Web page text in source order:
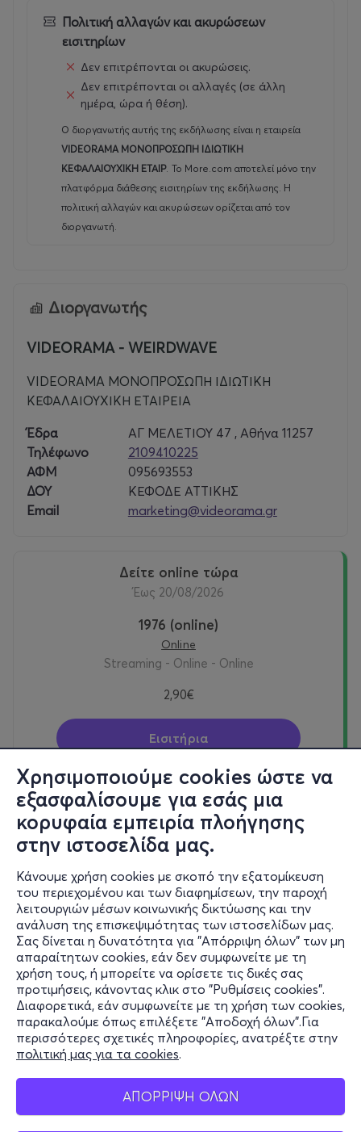
Χρησιμοποιούμε cookies ώστε να
εξασφαλίσουμε για εσάς μια
κορυφαία εμπειρία πλοήγησης
στην ιστοσελίδα μας.
Κάνουμε χρήση cookies με σκοπό την εξατομίκευση
του περιεχομένου και των διαφημίσεων, την παροχή
λειτουργιών μέσων κοινωνικής δικτύωσης και την
ανάλυση της επισκεψιμότητας των ιστοσελίδων μας.
Σας δίνεται η δυνατότητα για "Απόρριψη όλων" των μη
απαραίτητων cookies, εάν δεν συμφωνείτε με τη
χρήση τους, ή μπορείτε να ορίσετε τις δικές σας
προτιμήσεις, κάνοντας κλικ στο "Ρυθμίσεις cookies".
Διαφορετικά, εάν συμφωνείτε με τη χρήση των cookies,
παρακαλούμε όπως επιλέξετε "Αποδοχή όλων".Για
περισσότερες σχετικές πληροφορίες, ανατρέξτε στην
πολιτική μας για τα cookies.
ΑΠΟΡΡΙΨΗ ΟΛΩΝ
Πολιτική αλλαγών και ακυρώσεων
εισιτηρίων
Δεν επιτρέπονται οι ακυρώσεις.
Δεν επιτρέπονται οι αλλαγές (σε άλλη
ημέρα, ώρα ή θέση).
Ο διοργανωτής αυτής της εκδήλωσης είναι η εταιρεία
VIDEORAMA ΜΟΝΟΠΡΟΣΩΠΗ ΙΔΙΩΤΙΚΗ
ΚΕΦΑΛΑΙΟΥΧΙΚΗ ΕΤΑΙΡ. Το More.com αποτελεί μόνο την
πλατφόρμα διάθεσης εισιτηρίων της εκδήλωσης. Η
πολιτική αλλαγών και ακυρώσεων ορίζεται από τον
διοργανωτή.
Διοργανωτής
VIDEORAMA - WEIRDWAVE
VIDEORAMA ΜΟΝΟΠΡΟΣΩΠΗ ΙΔΙΩΤΙΚΗ
ΚΕΦΑΛΑΙΟΥΧΙΚΗ ΕΤΑΙΡΕΙΑ
Έδρα
ΑΓ ΜΕΛΕΤΙΟΥ 47 , Αθήνα 11257
Τηλέφωνο
2109410225
ΑΦΜ
095693553
ΔΟΥ
ΚΕΦΟΔΕ ΑΤΤΙΚΗΣ
Email
marketing@videorama.gr
δείτε online τώρα
έως 20/08/2026
1976 (online)
Online
Streaming - Online - Online
2,90€
Εισιτήρια
Πληροφορίες
Υποστήριξη
Stay Connected
Mobile app